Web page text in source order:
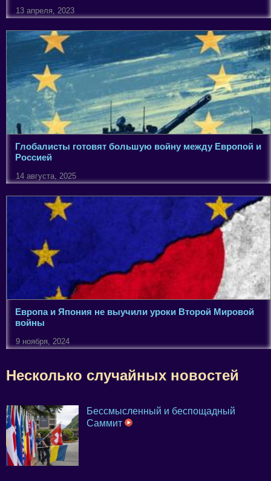
13 апреля, 2023
Глобалисты готовят большую войну между Европой и
Россией
14 августа, 2025
Европа и Япония не выучили уроки Второй Мировой
войны
9 ноября, 2024
Несколько случайных новостей
Бессмысленный и беспощадный
Саммит